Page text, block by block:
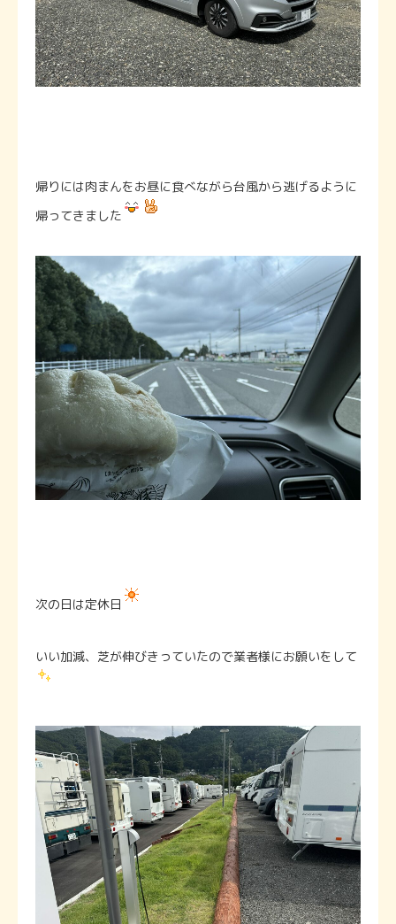
帰りには肉まんをお昼に食べながら台風から逃げるように
帰ってきました
次の日は定休日
いい加減、芝が伸びきっていたので業者様にお願いをして